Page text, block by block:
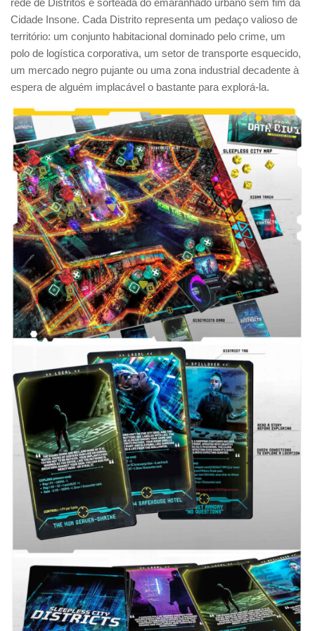
rede de Distritos é sorteada do emaranhado urbano sem fim da
Cidade Insone. Cada Distrito representa um pedaço valioso de
território: um conjunto habitacional dominado pelo crime, um
polo de logística corporativa, um setor de transporte esquecido,
um mercado negro pujante ou uma zona industrial decadente à
espera de alguém implacável o bastante para explorá-la.